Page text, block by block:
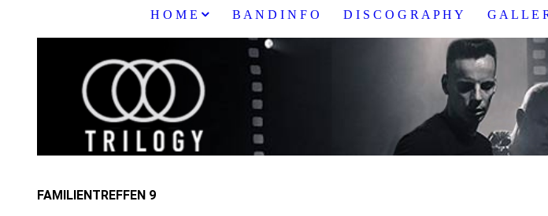
H O M E B A N D I N F O D I S C O G R A P H Y G A L L E
FAMILIENTREFFEN 9